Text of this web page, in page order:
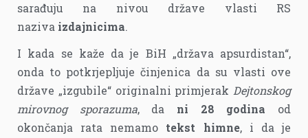
sarađuju na nivou države vlasti RS
naziva izdajnicima.
I kada se kaže da je BiH „država apsurdistan“,
onda to potkrjepljuje činjenica da su vlasti ove
države „izgubile“ originalni primjerak Dejtonskog
mirovnog sporazuma, da ni 28 godina od
okončanja rata nemamo tekst himne, i da je